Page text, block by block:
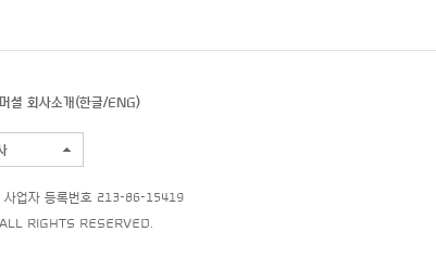
셜 회사소개(한글/ENG)
사업자 등록번호 213-86-15419
RIGHTS RESERVED.